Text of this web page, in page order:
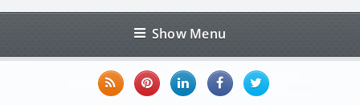
Show Menu